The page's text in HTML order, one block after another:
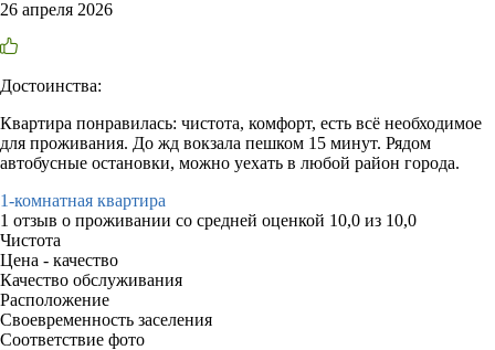
26 апреля 2026
Достоинства:
Квартира понравилась: чистота, комфорт, есть всё необходимое
для проживания. До жд вокзала пешком 15 минут. Рядом
автобусные остановки, можно уехать в любой район города.
1-комнатная квартира
1 отзыв о проживании со средней оценкой 10,0 из 10,0
Чистота
Цена - качество
Качество обслуживания
Расположение
Своевременность заселения
Соответствие фото